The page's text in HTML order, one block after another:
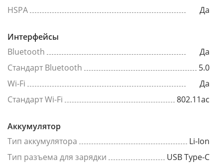
HSPA
Да
Интерфейсы
Bluetooth
Да
Стандарт Bluetooth
5.0
Wi-Fi
Да
Стандарт Wi-Fi
802.11ac
Аккумулятор
Тип аккумулятора
Li-Ion
Тип разъема для зарядки
USB Type-C